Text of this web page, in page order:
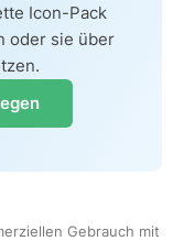
Icon-Pack
oder sie über
Gebrauch mit